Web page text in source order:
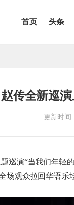
首页 头条
赵传全新巡
更新时间
巡演“当我们年轻
场观众拉回华语乐